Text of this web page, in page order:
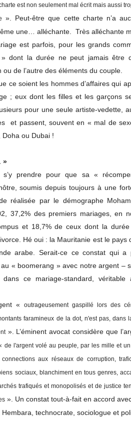
est non seulement mal écrit mais aussi
». Peut-être que cette charte n’a
une… alléchante. Très alléchante
est parfois, pour les grands
dont la durée ne peut jamais être
de l’autre des éléments du couple.
ce soient les hommes d’affaires qui
; eux dont les filles et les garçons
pour une seule artiste-vedette,
et passent, souvent en « mal de
ou Dubai !
»
s’y prendre pour que sa «
soumis depuis toujours à une
réalisée par le démographe
37,2% des premiers mariages, en
et 18,7% de ceux dont la
Hé oui : la Mauritanie est le pays
arabe. Serait-ce ce constat qui a
« boomerang » avec notre argent –
ce mariage-standard, véritable
« outrageusement gaspillé lors des
faramineux de la dot, n'est pas, dans
». L’éminent avocat considère que
de l'argent volé au peuple, par les mille et
aux réseaux de corruption,
sociaux, blanchiment en tous genres,
trafiqués et monopolisés et de justice
». Un constat tout-à-fait en accord
technocrate, sociologue et